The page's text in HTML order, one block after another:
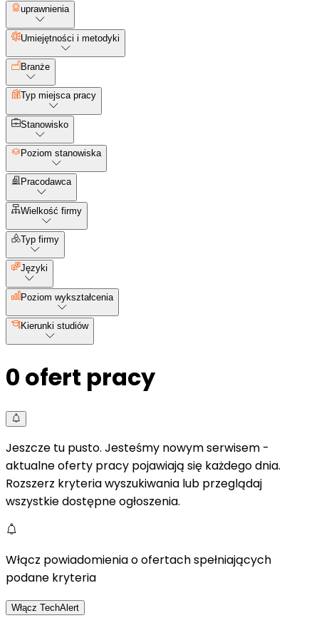
uprawnienia
Umiejętności i metodyki
Branże
Typ miejsca pracy
Stanowisko
Poziom stanowiska
Pracodawca
Wielkość firmy
Typ firmy
Języki
Poziom wykształcenia
Kierunki studiów
0 ofert pracy
Jeszcze tu pusto. Jesteśmy nowym serwisem -
aktualne oferty pracy pojawiają się każdego dnia.
Rozszerz kryteria wyszukiwania lub przeglądaj
wszystkie dostępne ogłoszenia.
Włącz powiadomienia o ofertach spełniających
podane kryteria
Włącz TechAlert